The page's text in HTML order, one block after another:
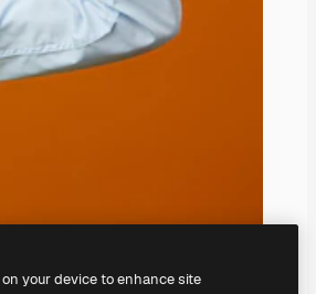
your device to enhance site